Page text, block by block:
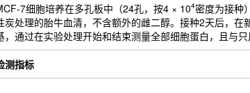
7细胞培养在多孔板中（24孔，按4 × 104密度为接种
炭处理的胎牛血清，不含额外的雌二醇。接种2天后，
，通过在实验处理开始和结束测量全部细胞蛋白，且与
测指标